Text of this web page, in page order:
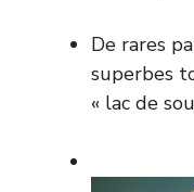
De rares
superbes
« lac de